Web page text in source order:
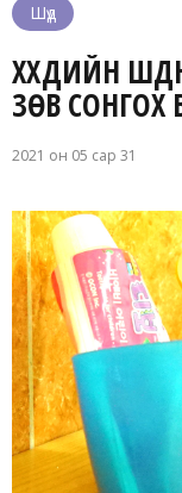
Шүд
ХҮҮХДИЙН
ЗӨВ СОНГОХ
2021 он 05 сар 31